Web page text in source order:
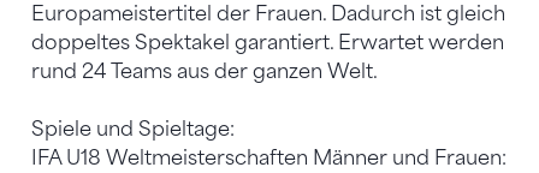
Europameistertitel der Frauen. Dadurch ist gleich
doppeltes Spektakel garantiert. Erwartet werden
rund 24 Teams aus der ganzen Welt.
Spiele und Spieltage:
IFA U18 Weltmeisterschaften Männer und Frauen: